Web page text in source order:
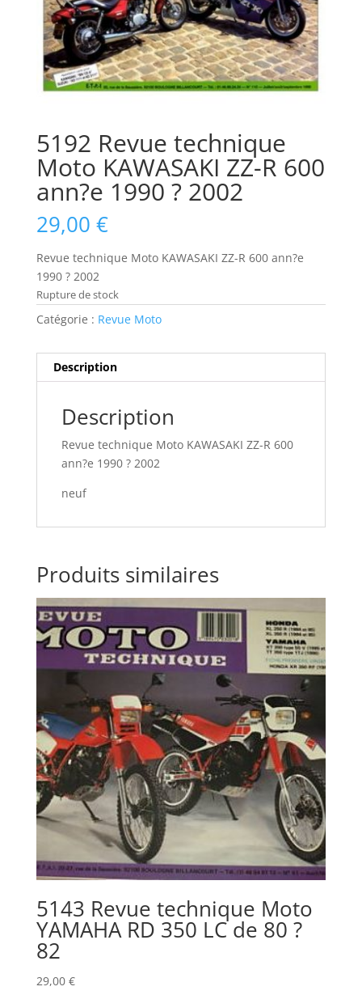
5192 Revue technique
Moto KAWASAKI ZZ-R 600
ann?e 1990 ? 2002
29,00 €
Revue technique Moto KAWASAKI ZZ-R 600 ann?e
1990 ? 2002
Rupture de stock
Catégorie : Revue Moto
Description
Description
Revue technique Moto KAWASAKI ZZ-R 600
ann?e 1990 ? 2002
neuf
Produits similaires
5143 Revue technique Moto
YAMAHA RD 350 LC de 80 ?
82
29,00 €